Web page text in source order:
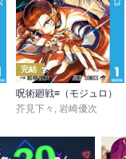
完結
呪術廻戦≡（モジュロ）
芥見下々
岩崎優次